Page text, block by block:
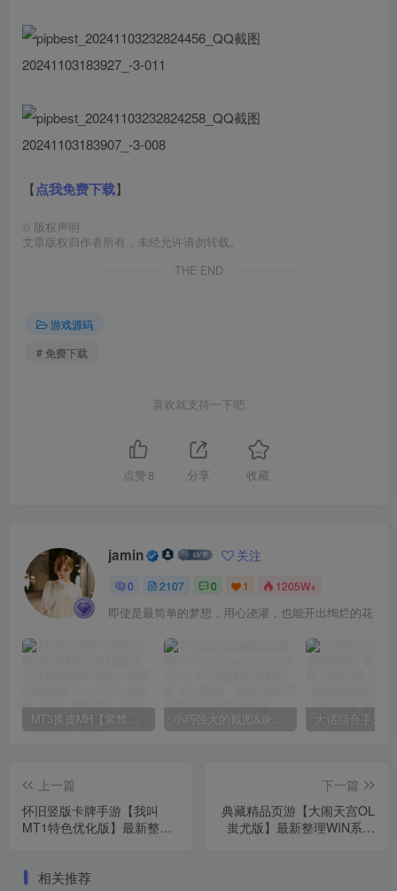
【点我免费下载】
© 版权声明
文章版权归作者所有，未经允许请勿转载。
THE END
游戏源码
# 免费下载
喜欢就支持一下吧
点赞 8 分享 收藏
jamin 关注
0 2107 0 1 1205W+
即使是最简单的梦想，用心浇灌，也能开出绚烂的花
MT3换皮MH【紫禁之巅2双经脉尊享挂机版】2025最新整理单机一键即玩镜像端_Linux手工服务端_源码_管理后台_教程 小巧强大的截图&录屏软件 | FastStone Capture v11.2 中文破解绿色便携版
上一篇
怀旧竖版卡牌手游【我叫
MT1特色优化版】最新整理
册_视频教程
下一篇
典藏精品页游【大闹天宫OL
蚩尤版】最新整理WIN系服
相关推荐